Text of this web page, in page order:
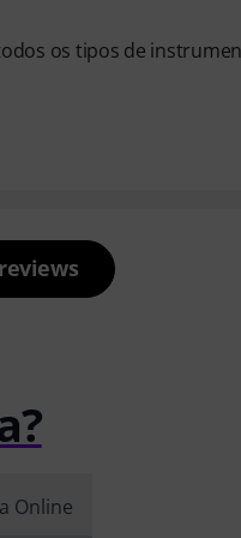
os tipos de
Online